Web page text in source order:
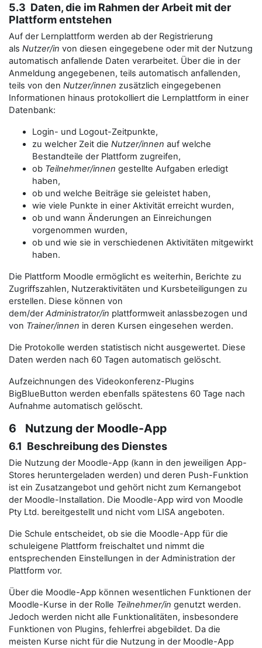
5.3 Daten, die im Rahmen der Arbeit mit der
Plattform entstehen
Auf der Lernplattform werden ab der Registrierung
als Nutzer/in von diesen eingegebene oder mit der Nutzung
automatisch anfallende Daten verarbeitet. Über die in der
Anmeldung angegebenen, teils automatisch anfallenden,
teils von den Nutzer/innen zusätzlich eingegebenen
Informationen hinaus protokolliert die Lernplattform in einer
Datenbank:
Login- und Logout-Zeitpunkte,
zu welcher Zeit die Nutzer/innen auf welche
Bestandteile der Plattform zugreifen,
ob Teilnehmer/innen gestellte Aufgaben erledigt
haben,
ob und welche Beiträge sie geleistet haben,
wie viele Punkte in einer Aktivität erreicht wurden,
ob und wann Änderungen an Einreichungen
vorgenommen wurden,
ob und wie sie in verschiedenen Aktivitäten mitgewirkt
haben.
Die Plattform Moodle ermöglicht es weiterhin, Berichte zu
Zugriffszahlen, Nutzeraktivitäten und Kursbeteiligungen zu
erstellen. Diese können von
dem/derAdministrator/in plattformweit anlassbezogen und
von Trainer/innen in deren Kursen eingesehen werden.
Die Protokolle werden statistisch nicht ausgewertet. Diese
Daten werden nach 60 Tagen automatisch gelöscht.
Aufzeichnungen des Videokonferenz-Plugins
BigBlueButton werden ebenfalls spätestens 60 Tage nach
Aufnahme automatisch gelöscht.
6 Nutzung der Moodle-App
6.1 Beschreibung des Dienstes
Die Nutzung der Moodle-App (kann in den jeweiligen App-
Stores heruntergeladen werden) und deren Push-Funktion
ist ein Zusatzangebot und gehört nicht zum Kernangebot
der Moodle-Installation. Die Moodle-App wird von Moodle
Pty Ltd. bereitgestellt und nicht vom LISA angeboten.
Die Schule entscheidet, ob sie die Moodle-App für die
schuleigene Plattform freischaltet und nimmt die
entsprechenden Einstellungen in der Administration der
Plattform vor.
Über die Moodle-App können wesentlichen Funktionen der
Moodle-Kurse in der Rolle Teilnehmer/in genutzt werden.
Jedoch werden nicht alle Funktionalitäten, insbesondere
Funktionen von Plugins, fehlerfrei abgebildet. Da die
meisten Kurse nicht für die Nutzung in der Moodle-App